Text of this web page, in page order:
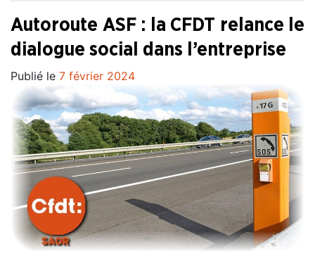
Autoroute ASF : la CFDT relance le
dialogue social dans l’entreprise
Publié le 7 février 2024